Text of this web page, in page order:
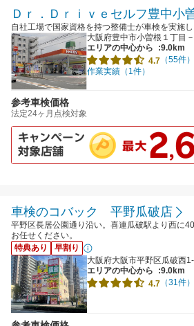
Ｄｒ．Ｄｒｉｖｅセルフ豊中小
自社工場で国家資格を持つ整備士が車検を実施し
大阪府豊中市小曽根１丁目
エリアの中心から
:9.0km
4.7 （55件）
作業実績（1件）
参考車検価格
法定24ヶ月点検対象
車検のコバック 平野瓜破店
平野区長居公園通り沿い。喜連瓜破駅より西に
お任せください。
特典あり
早割り
大阪府大阪市平野区瓜破西
エリアの中心から
:9.0km
4.7 （31件）